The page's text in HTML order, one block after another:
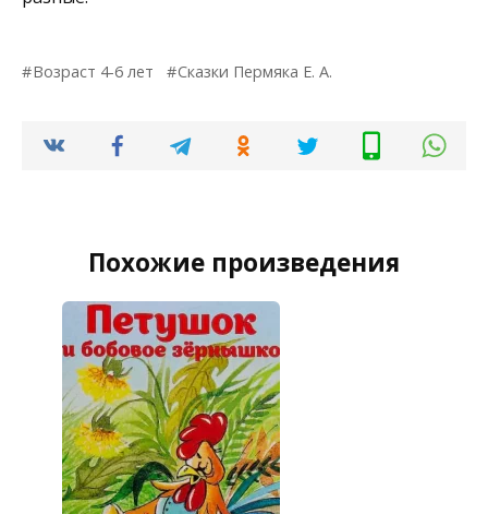
Возраст 4-6 лет Сказки Пермяка Е. А.
Похожие произведения